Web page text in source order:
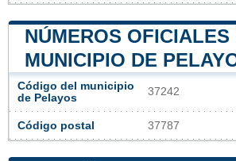
NÚMEROS OFICIALES
MUNICIPIO DE
Código del municipio
de Pelayos
37242
Código postal 37787